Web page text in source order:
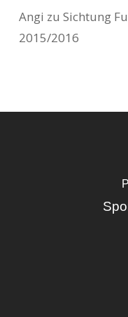
Angi zu Sichtung
2015/2016